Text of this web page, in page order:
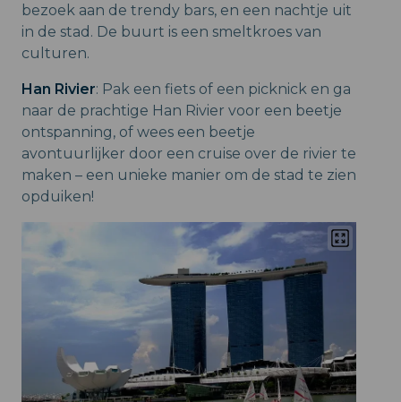
bezoek aan de trendy bars, en een nachtje uit
in de stad. De buurt is een smeltkroes van
culturen.
Han Rivier: Pak een fiets of een picknick en ga
naar de prachtige Han Rivier voor een beetje
ontspanning, of wees een beetje
avontuurlijker door een cruise over de rivier te
maken – een unieke manier om de stad te zien
opduiken!